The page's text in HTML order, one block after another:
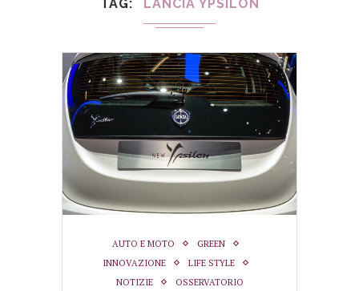
TAG LANCIA YPSILON
AUTO E MOTO
GREEN
INNOVAZIONE
LIFE STYLE
NOTIZIE
OSSERVATORIO